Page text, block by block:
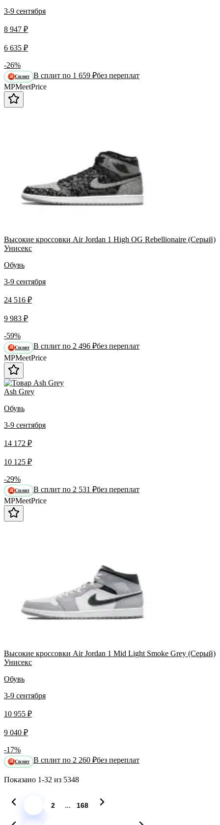
3-9 сентября
8 947 ₽
6 635 ₽
-26%
Я Сплит В сплит по 1 659 ₽без переплат
MPMeetPrice
Высокие кроссовки Air Jordan 1 High OG Rebellionaire (Серый)
Унисекс
Обувь
3-9 сентября
24 516 ₽
9 983 ₽
-59%
Я Сплит В сплит по 2 496 ₽без переплат
MPMeetPrice
Ash Grey
Обувь
3-9 сентября
14 172 ₽
10 125 ₽
-29%
Я Сплит В сплит по 2 531 ₽без переплат
MPMeetPrice
Высокие кроссовки Air Jordan 1 Mid Light Smoke Grey (Серый)
Унисекс
Обувь
3-9 сентября
10 955 ₽
9 040 ₽
-17%
Я Сплит В сплит по 2 260 ₽без переплат
Показано 1-32 из 5348
2 ... 168